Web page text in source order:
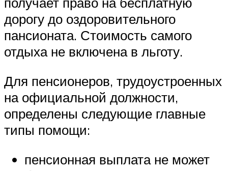
дорогу до оздоровительного
пансионата. Стоимость самого
отдыха не включена в льготу.
Для пенсионеров, трудоустроенных
на официальной должности,
определены следующие главные
типы помощи:
пенсионная выплата не может